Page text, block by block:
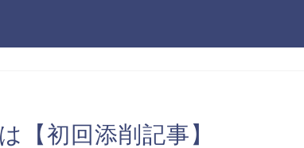
初回添削記事】